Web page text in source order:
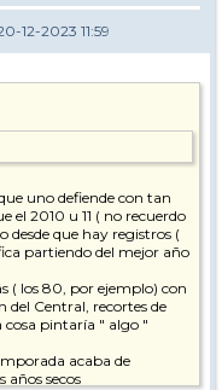
12-2023 11:59
uno defiende con tan
el 2010 u 11 ( no recuerdo
desde que hay registros (
partiendo del mejor año
( los 80, por ejemplo) con
del Central, recortes de
cosa pintaría " algo "
acaba de
años secos